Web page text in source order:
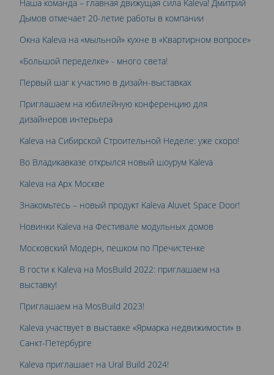
Наша команда – главная движущая сила Kaleva! Дмитрий
Дымов отмечает 20-летие работы в компании
Окна Kaleva на «мыльной» кухне в «Квартирном вопросе»
«Большой переделке» - много света!
Первый шаг к участию в дизайн-выставках
Приглашаем на юбилейную конференцию для
дизайнеров интерьера
Kaleva на Сибирской Строительной Неделе: уже скоро!
Во Владикавказе открылся новый шоурум Kaleva
Kaleva на Арх Москве
Знакомьтесь – новый продукт Kaleva Aluvet Space Door!
Новинки Kaleva на Фестивале модульных домов
Московский Модерн, пешком по Пречистенке
В гости к Kaleva на MosBuild 2022: приглашаем на
выставку!
Приглашаем на MosBuild 2023!
Kaleva участвует в выставке «Ярмарка недвижимости» в
Санкт-Петербурге
Kaleva приглашает на Ural Build 2024!